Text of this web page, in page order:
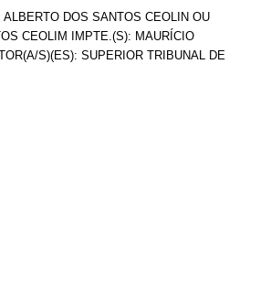
ALBERTO DOS SANTOS CEOLIN OU
CEOLIM IMPTE.(S): MAURÍCIO
S)(ES): SUPERIOR TRIBUNAL DE